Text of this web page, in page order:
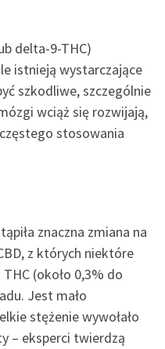
delta-9-THC)
istnieją wystarczające
szkodliwe, szczególnie
wciąż się rozwijają,
stosowania
znaczna zmiana na
z których niektóre
(około 0,3% do
Jest mało
stężenie wywołało
– eksperci twierdzą